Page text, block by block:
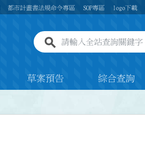
都市計畫書法規命令專區 SOP專區 logo下載
全站查詢關鍵字欄位
草案預告 綜合查詢